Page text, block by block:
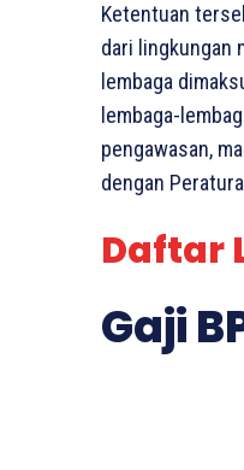
Ketentuan
dari lingkungan
lembaga
lembaga-
pengawasan,
dengan
Daftar
Gaji